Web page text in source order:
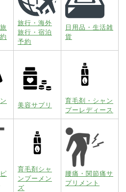
旅行・海外
旅行・宿泊
予約
日用品・生活雑
貨
美容サプリ
育毛剤・シャン
プーレディース
育毛剤シャ
ンプーメン
ズ
腰痛・関節痛サ
プリメント